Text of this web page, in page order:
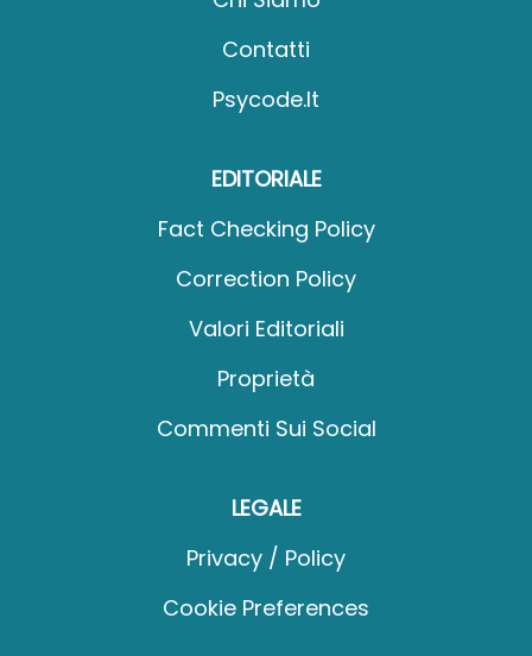
Contatti
Psycode.it
EDITORIALE
Fact Checking Policy
Correction Policy
Valori Editoriali
Proprietà
Commenti Sui Social
LEGALE
Privacy / Policy
Cookie Preferences